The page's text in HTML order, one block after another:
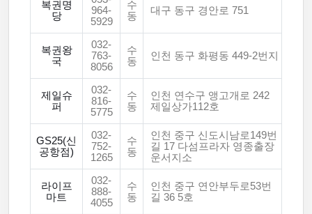
복권명
당
964-
5929
수
동
대구 동구 경안로 751
복권왕
국
032-
763-
8056
수
동
인천 동구 화평동 449-2번지
제일슈
퍼
032-
816-
5775
수
동
인천 연수구 앵고개로 242
제일상가112호
GS25(신
공항점)
032-
752-
1265
수
동
인천 중구 신도시남로149번
길 17 다섬프라자 영종출장
운서지소
라이프
마트
032-
888-
4055
수
동
인천 중구 연안부두로53번
길 36 5호